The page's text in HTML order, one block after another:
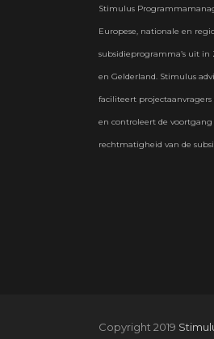
Stimulus
Europese, nationale en
subsidieprogramma’s uit in
en Gelderland. Stimulus
faciliteert projectaanvragers
en controleert de voortgang
rechtmatigheid van de
Copyright 2019